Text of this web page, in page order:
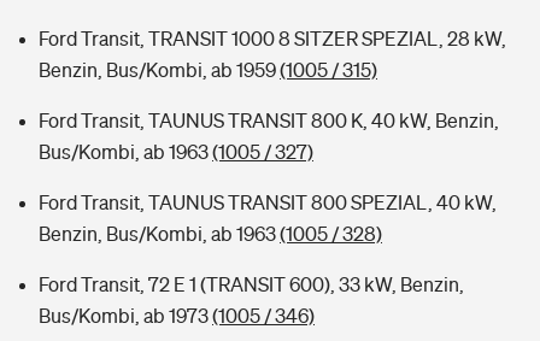
Ford Transit, TRANSIT 1000 8 SITZER SPEZIAL, 28 kW,
Benzin, Bus/Kombi, ab 1959(1005 / 315)
Ford Transit, TAUNUS TRANSIT 800 K, 40 kW, Benzin,
Bus/Kombi, ab 1963(1005 / 327)
Ford Transit, TAUNUS TRANSIT 800 SPEZIAL, 40 kW,
Benzin, Bus/Kombi, ab 1963(1005 / 328)
Ford Transit, 72 E 1 (TRANSIT 600), 33 kW, Benzin,
Bus/Kombi, ab 1973(1005 / 346)